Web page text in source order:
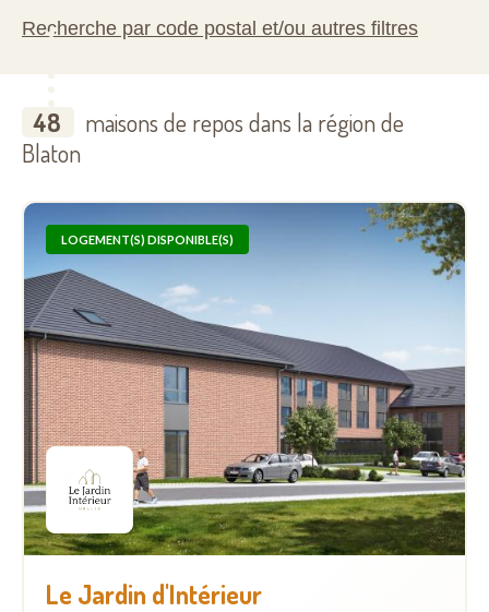
Recherche par code postal et/ou autres filtres
48
maisons de repos dans la région de
Blaton
LOGEMENT(S) DISPONIBLE(S)
Le Jardin d'Intérieur